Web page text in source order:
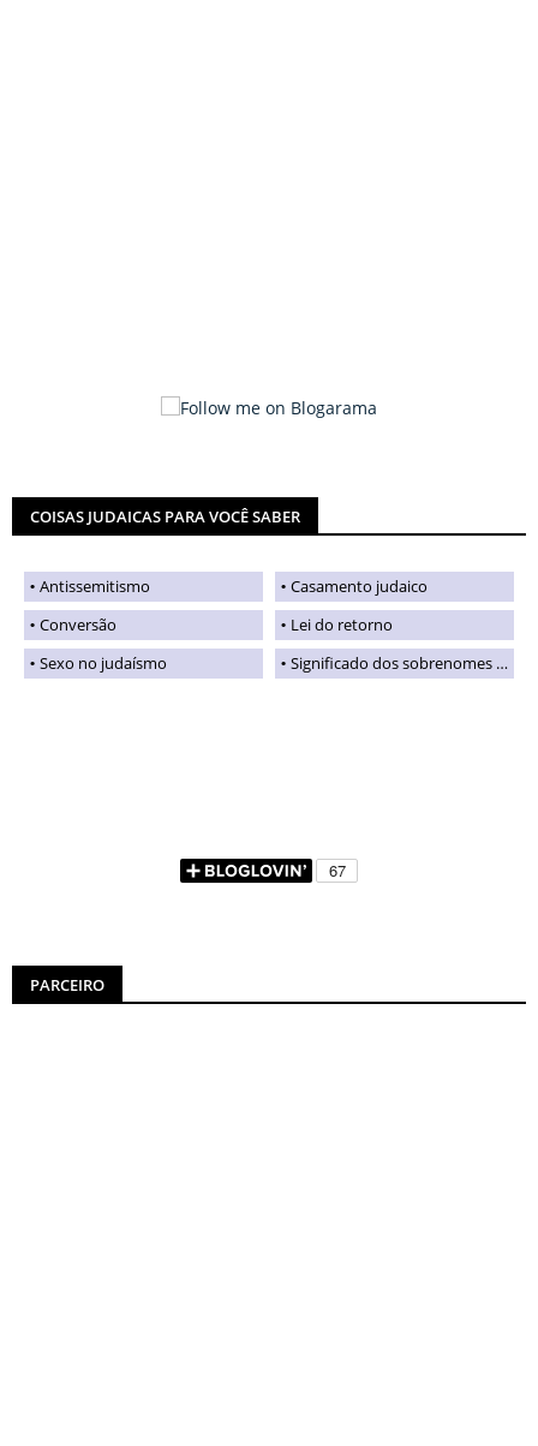
COISAS JUDAICAS PARA VOCÊ SABER
Antissemitismo
Casamento judaico
Conversão
Lei do retorno
Sexo no judaísmo
Significado dos sobrenomes judaicos
PARCEIRO